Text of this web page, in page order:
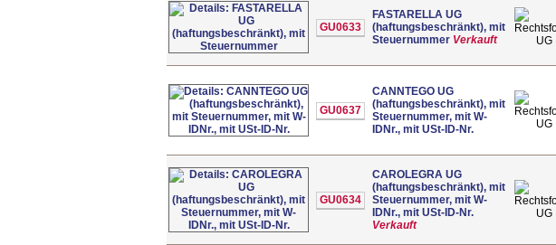
GU0633
FASTARELLA UG
(haftungsbeschränkt), mit
Steuernummer Verkauft UG
GU0637
CANNTEGO UG
(haftungsbeschränkt), mit
Steuernummer, mit W-
IDNr., mit USt-ID-Nr.
UG
GU0634
CAROLEGRA UG
(haftungsbeschränkt), mit
Steuernummer, mit W-
IDNr., mit USt-ID-Nr.
Verkauft
UG